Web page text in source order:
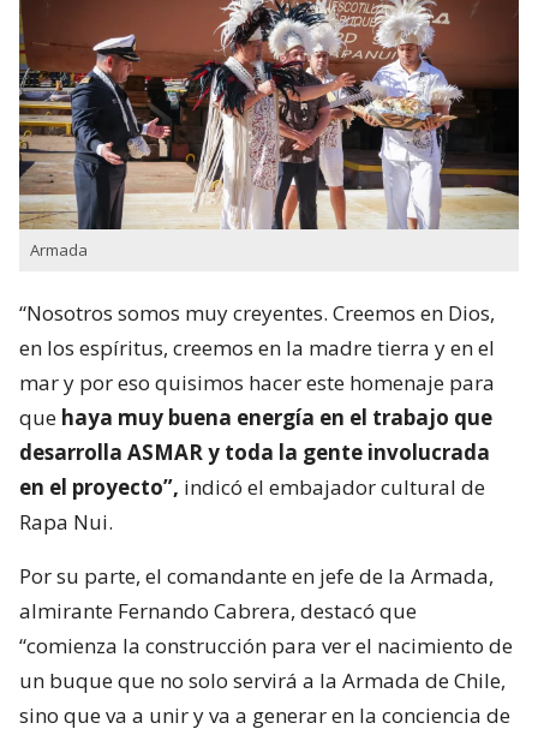
Armada
“Nosotros somos muy creyentes. Creemos en Dios,
en los espíritus, creemos en la madre tierra y en el
mar y por eso quisimos hacer este homenaje para
que haya muy buena energía en el trabajo que
desarrolla ASMAR y toda la gente involucrada
en el proyecto”, indicó el embajador cultural de
Rapa Nui.
Por su parte, el comandante en jefe de la Armada,
almirante Fernando Cabrera, destacó que
“comienza la construcción para ver el nacimiento de
un buque que no solo servirá a la Armada de Chile,
sino que va a unir y va a generar en la conciencia de